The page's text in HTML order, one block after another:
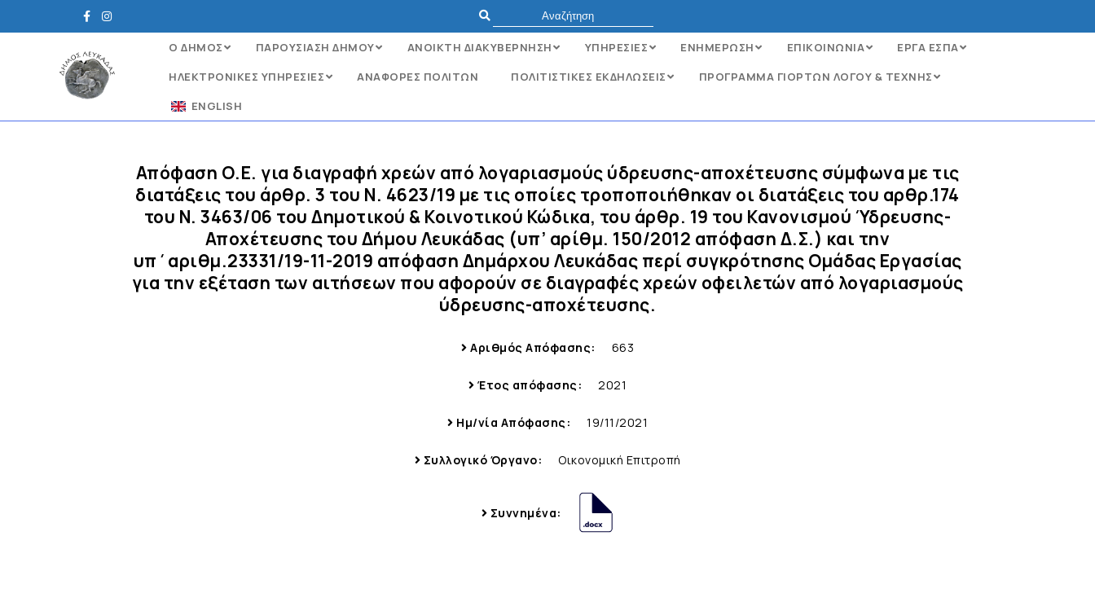
Ο ΔΗΜΟΣ ΠΑΡΟΥΣΙΑΣΗ ΔΗΜΟΥ ΑΝΟΙΚΤΗ ΔΙΑΚΥΒΕΡΝΗΣΗ ΥΠΗΡΕΣΙΕΣ ΕΝΗΜΕΡΩΣΗ ΕΠΙΚΟΙΝΩΝΙΑ
ΕΡΓΑ ΕΣΠΑ
ΗΛΕΚΤΡΟΝΙΚΈΣ ΥΠΗΡΕΣΊΕΣ
ΑΝΑΦΟΡΈΣ ΠΟΛΙΤΏΝ ΠΟΛΙΤΙΣΤΙΚΕΣ ΕΚΔΗΛΩΣΕΙΣ
ΠΡΟΓΡΑΜΜΑ ΓΙΟΡΤΩΝ ΛΟΓΟΥ & ΤΕΧΝΗΣ
ENGLISH
Απόφαση Ο.Ε. για διαγραφή χρεών από λογαριασμούς ύδρευσης-αποχέτευσης σύμφωνα με τις
διατάξεις του άρθρ. 3 του Ν. 4623/19 με τις οποίες τροποποιήθηκαν οι διατάξεις του αρθρ.174
του Ν. 3463/06 του Δημοτικού & Κοινοτικού Κώδικα, του άρθρ. 19 του Κανονισμού Ύδρευσης-
Αποχέτευσης του Δήμου Λευκάδας (υπ’ αρίθμ. 150/2012 απόφαση Δ.Σ.) και την
υπ΄αριθμ.23331/19-11-2019 απόφαση Δημάρχου Λευκάδας περί συγκρότησης Ομάδας Εργασίας
για την εξέταση των αιτήσεων που αφορούν σε διαγραφές χρεών οφειλετών από λογαριασμούς
ύδρευσης-αποχέτευσης.
Αριθμός Απόφασης: 663
Έτος απόφασης: 2021
Ημ/νία Απόφασης: 19/11/2021
Συλλογικό Όργανο: Οικονομική Επιτροπή
Συννημένα: